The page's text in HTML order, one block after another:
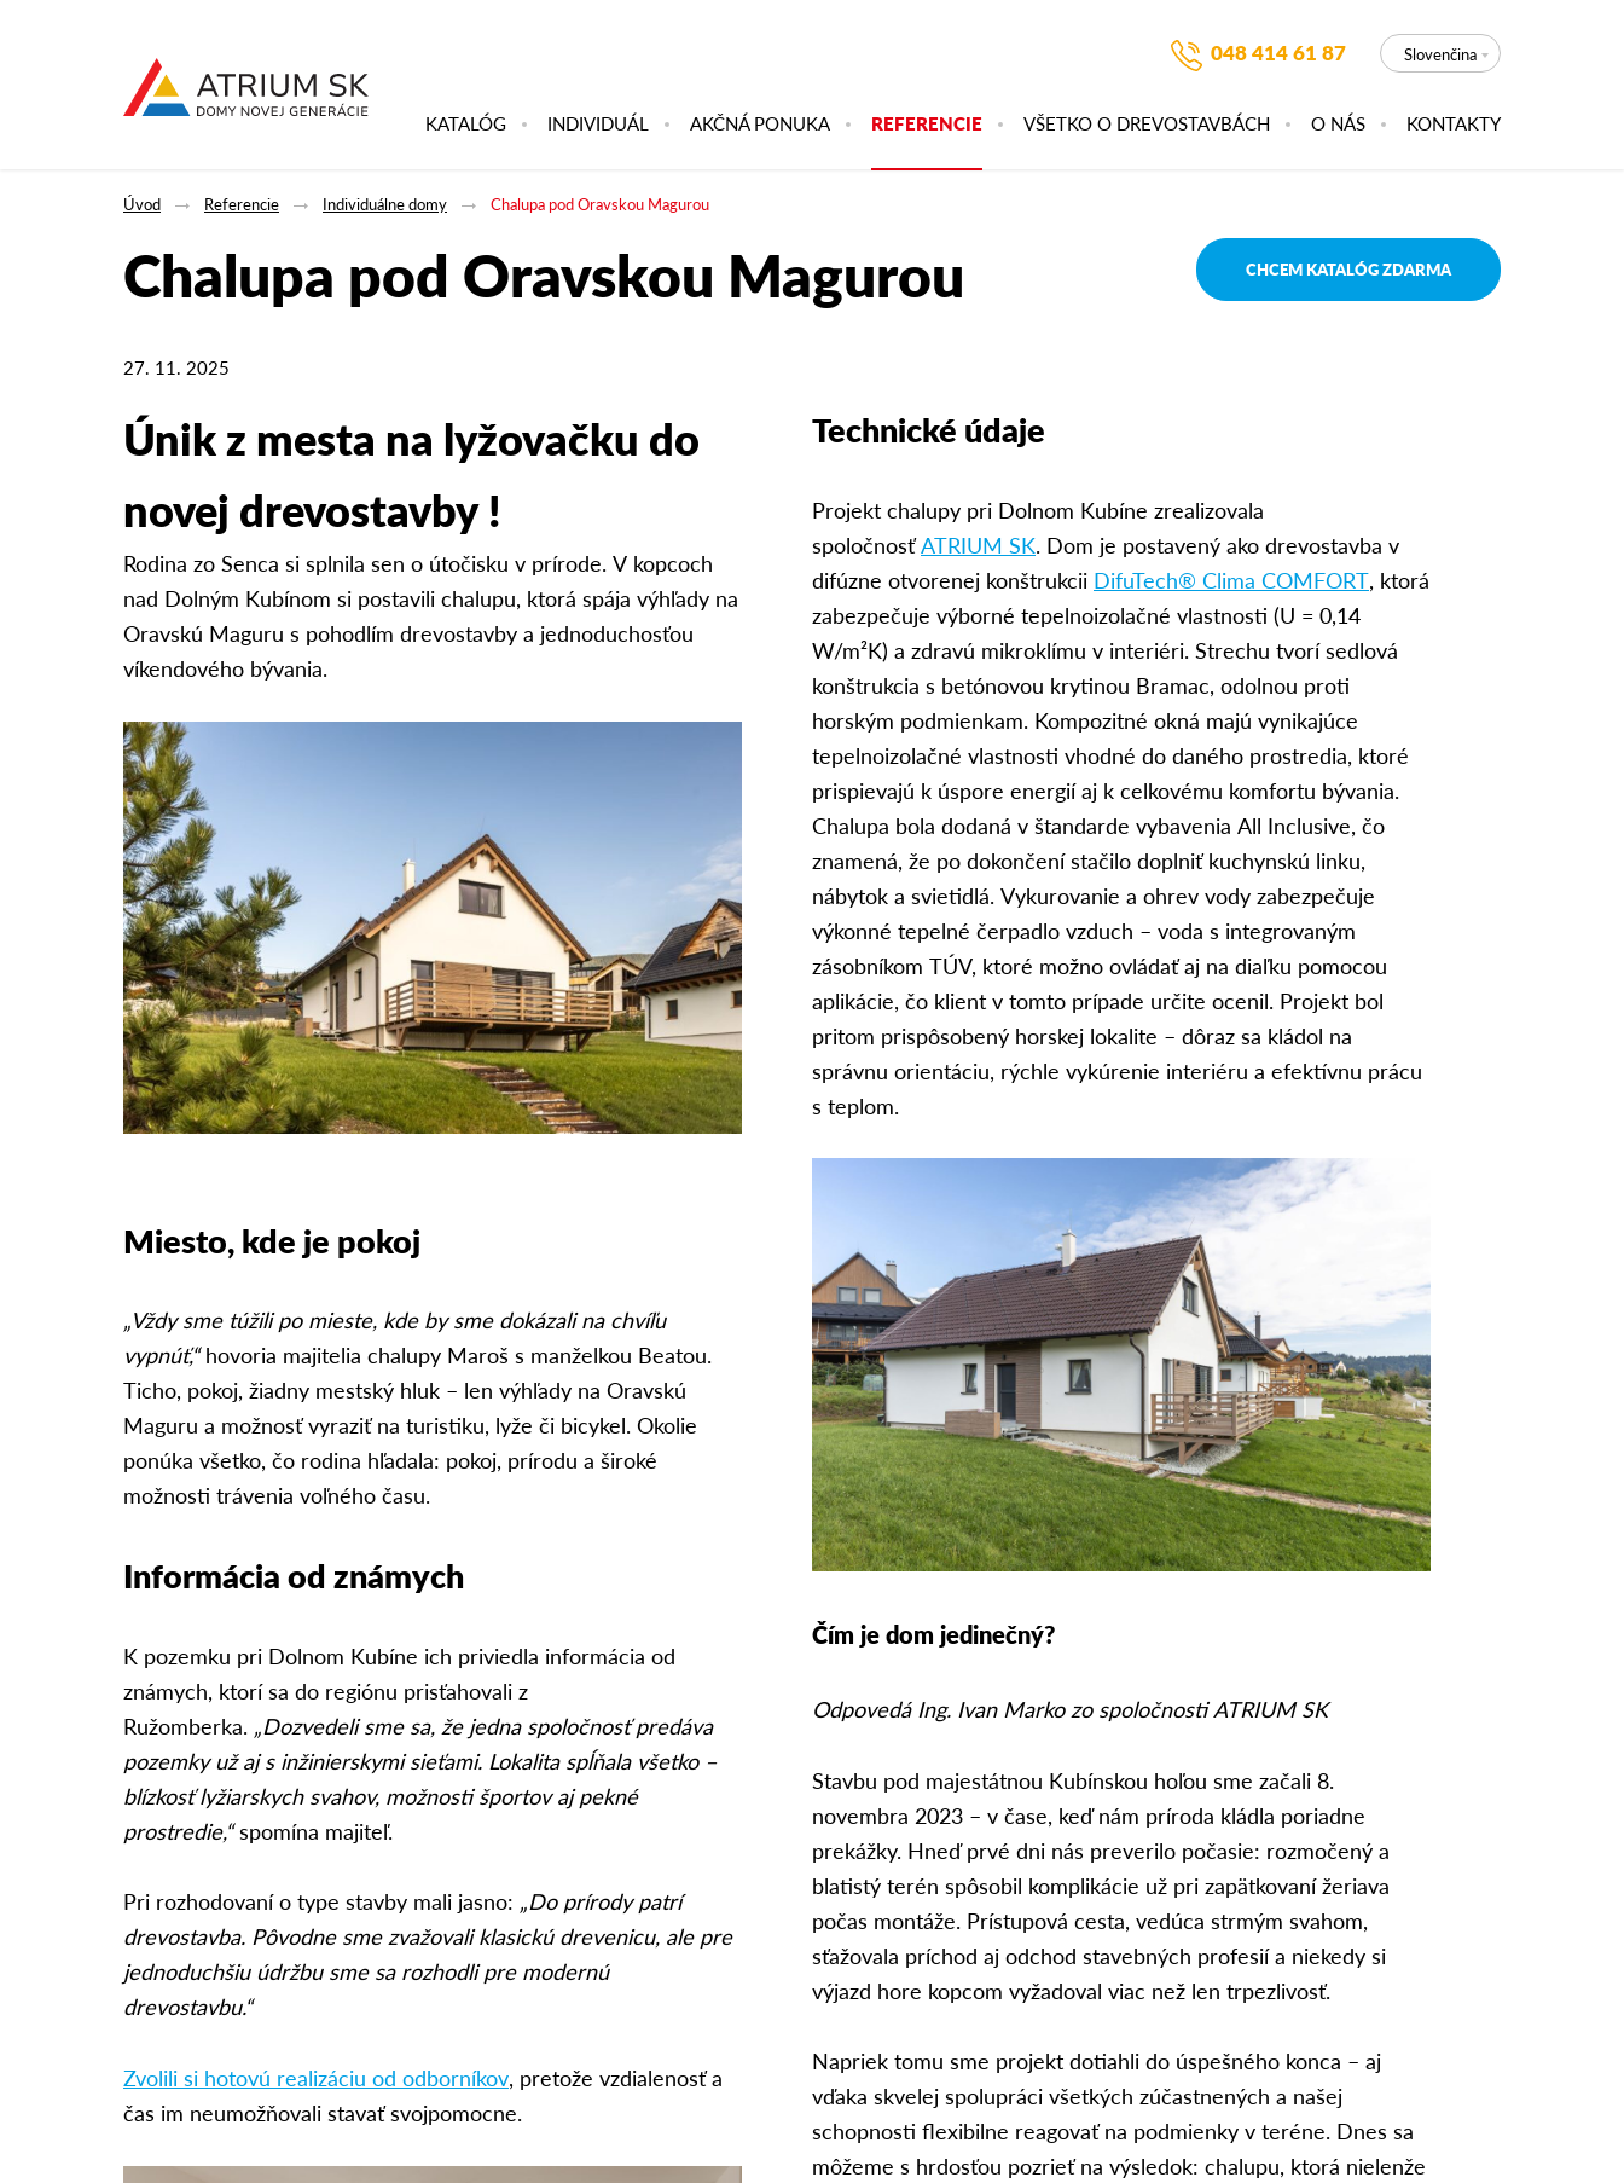
Slovenčina
048 414 61 87
KATALÓG INDIVIDUÁL AKČNÁ PONUKA REFERENCIE VŠETKO O DREVOSTAVBÁCH O NÁS KONTAKTY
Úvod Referencie Individuálne domy Chalupa pod Oravskou Magurou
Chalupa pod Oravskou Magurou CHCEM KATALÓG ZDARMA
27. 11. 2025
Únik z mesta na lyžovačku do
novej drevostavby !
Rodina zo Senca si splnila sen o útočisku v prírode. V kopcoch
nad Dolným Kubínom si postavili chalupu, ktorá spája výhľady na
Oravskú Maguru s pohodlím drevostavby a jednoduchosťou
víkendového bývania.
Miesto, kde je pokoj
„Vždy sme túžili po mieste, kde by sme dokázali na chvíľu
vypnúť,“hovoria majitelia chalupy Maroš s manželkou Beatou.
Ticho, pokoj, žiadny mestský hluk – len výhľady na Oravskú
Maguru a možnosť vyraziť na turistiku, lyže či bicykel. Okolie
ponúka všetko, čo rodina hľadala: pokoj, prírodu a široké
možnosti trávenia voľného času.
Informácia od známych
K pozemku pri Dolnom Kubíne ich priviedla informácia od
známych, ktorí sa do regiónu prisťahovali z
Ružomberka. „Dozvedeli sme sa, že jedna spoločnosť predáva
pozemky už aj s inžinierskymi sieťami. Lokalita spĺňala všetko –
blízkosť lyžiarskych svahov, možnosti športov aj pekné
prostredie,“spomína majiteľ.
Pri rozhodovaní o type stavby mali jasno: „Do prírody patrí
drevostavba. Pôvodne sme zvažovali klasickú drevenicu, ale pre
jednoduchšiu údržbu sme sa rozhodli pre modernú
drevostavbu.“
Zvolili si hotovú realizáciu od odborníkov, pretože vzdialenosť a
čas im neumožňovali stavať svojpomocne.
Technické údaje
Projekt chalupy pri Dolnom Kubíne zrealizovala
spoločnosťATRIUM SK. Dom je postavený ako drevostavba v
difúzne otvorenej konštrukcii DifuTech® Clima COMFORT, ktorá
zabezpečuje výborné tepelnoizolačné vlastnosti (U = 0,14
W/m²K) a zdravú mikroklímu v interiéri. Strechu tvorí sedlová
konštrukcia s betónovou krytinou Bramac, odolnou proti
horským podmienkam. Kompozitné okná majú vynikajúce
tepelnoizolačné vlastnosti vhodné do daného prostredia, ktoré
prispievajú k úspore energií aj k celkovému komfortu bývania.
Chalupa bola dodaná v štandarde vybavenia All Inclusive, čo
znamená, že po dokončení stačilo doplniť kuchynskú linku,
nábytok a svietidlá. Vykurovanie a ohrev vody zabezpečuje
výkonné tepelné čerpadlo vzduch – voda s integrovaným
zásobníkom TÚV, ktoré možno ovládať aj na diaľku pomocou
aplikácie, čo klient v tomto prípade určite ocenil. Projekt bol
pritom prispôsobený horskej lokalite – dôraz sa kládol na
správnu orientáciu, rýchle vykúrenie interiéru a efektívnu prácu
s teplom.
Čím je dom jedinečný?
Odpovedá Ing. Ivan Marko zo spoločnosti ATRIUM SK
Stavbu pod majestátnou Kubínskou hoľou sme začali 8.
novembra 2023 – v čase, keď nám príroda kládla poriadne
prekážky. Hneď prvé dni nás preverilo počasie: rozmočený a
blatistý terén spôsobil komplikácie už pri zapätkovaní žeriava
počas montáže. Prístupová cesta, vedúca strmým svahom,
sťažovala príchod aj odchod stavebných profesií a niekedy si
výjazd hore kopcom vyžadoval viac než len trpezlivosť.
Napriek tomu sme projekt dotiahli do úspešného konca – aj
vďaka skvelej spolupráci všetkých zúčastnených a našej
schopnosti flexibilne reagovať na podmienky v teréne. Dnes sa
môžeme s hrdosťou pozrieť na výsledok: chalupu, ktorá nielenže